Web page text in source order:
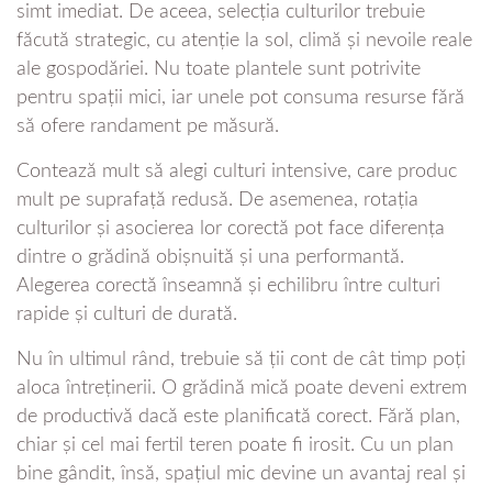
simt imediat. De aceea, selecția culturilor trebuie
făcută strategic, cu atenție la sol, climă și nevoile reale
ale gospodăriei. Nu toate plantele sunt potrivite
pentru spații mici, iar unele pot consuma resurse fără
să ofere randament pe măsură.
Contează mult să alegi culturi intensive, care produc
mult pe suprafață redusă. De asemenea, rotația
culturilor și asocierea lor corectă pot face diferența
dintre o grădină obișnuită și una performantă.
Alegerea corectă înseamnă și echilibru între culturi
rapide și culturi de durată.
Nu în ultimul rând, trebuie să ții cont de cât timp poți
aloca întreținerii. O grădină mică poate deveni extrem
de productivă dacă este planificată corect. Fără plan,
chiar și cel mai fertil teren poate fi irosit. Cu un plan
bine gândit, însă, spațiul mic devine un avantaj real și